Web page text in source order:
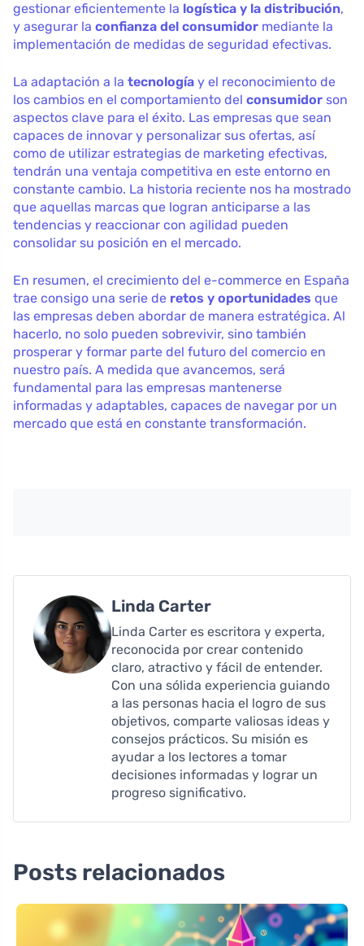
gestionar eficientemente la logística y la distribución,
y asegurar la confianza del consumidor mediante la
implementación de medidas de seguridad efectivas.
La adaptación a la tecnología y el reconocimiento de
los cambios en el comportamiento del consumidor son
aspectos clave para el éxito. Las empresas que sean
capaces de innovar y personalizar sus ofertas, así
como de utilizar estrategias de marketing efectivas,
tendrán una ventaja competitiva en este entorno en
constante cambio. La historia reciente nos ha mostrado
que aquellas marcas que logran anticiparse a las
tendencias y reaccionar con agilidad pueden
consolidar su posición en el mercado.
En resumen, el crecimiento del e-commerce en España
trae consigo una serie de retos y oportunidades que
las empresas deben abordar de manera estratégica. Al
hacerlo, no solo pueden sobrevivir, sino también
prosperar y formar parte del futuro del comercio en
nuestro país. A medida que avancemos, será
fundamental para las empresas mantenerse
informadas y adaptables, capaces de navegar por un
mercado que está en constante transformación.
Linda Carter
Linda Carter es escritora y experta,
reconocida por crear contenido
claro, atractivo y fácil de entender.
Con una sólida experiencia guiando
a las personas hacia el logro de sus
objetivos, comparte valiosas ideas y
consejos prácticos. Su misión es
ayudar a los lectores a tomar
decisiones informadas y lograr un
progreso significativo.
Posts relacionados